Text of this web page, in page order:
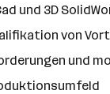
und 3D
von
und